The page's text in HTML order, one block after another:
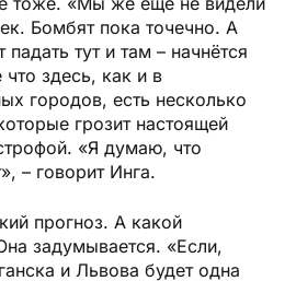
Бомбят пока точечно. А
тут и там – начнётся
здесь, как и в
городов, есть несколько
грозит настоящей
«Я думаю, что
– говорит Инга.
прогноз. А какой
задумывается. «Если,
и Львова будет одна